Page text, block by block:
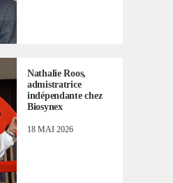
Nathalie Roos,
admistratrice
indépendante chez
Biosynex
18 MAI 2026